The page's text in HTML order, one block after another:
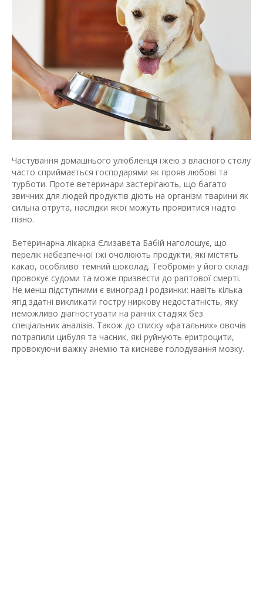
Частування домашнього улюбленця їжею з власного столу
часто сприймається господарями як прояв любові та
турботи. Проте ветеринари застерігають, що багато
звичних для людей продуктів діють на організм тварини як
сильна отрута, наслідки якої можуть проявитися надто
пізно.
Ветеринарна лікарка Єлизавета Бабій наголошує, що
перелік небезпечної їжі очолюють продукти, які містять
какао, особливо темний шоколад. Теобромін у його складі
провокує судоми та може призвести до раптової смерті.
Не менш підступними є виноград і родзинки: навіть кілька
ягід здатні викликати гостру ниркову недостатність, яку
неможливо діагностувати на ранніх стадіях без
спеціальних аналізів. Також до списку «фатальних» овочів
потрапили цибуля та часник, які руйнують еритроцити,
провокуючи важку анемію та кисневе голодування мозку.